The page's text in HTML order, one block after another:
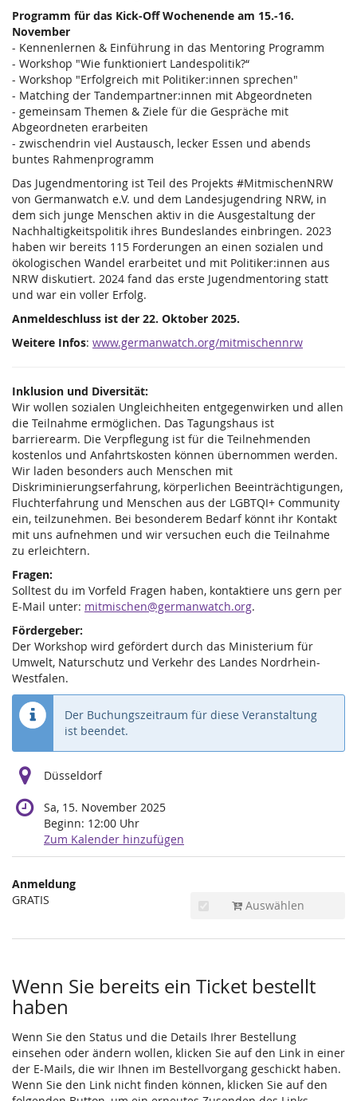
Programm für das Kick-Off Wochenende am 15.-16.
November
- Kennenlernen & Einführung in das Mentoring Programm
- Workshop "Wie funktioniert Landespolitik?“
- Workshop "Erfolgreich mit Politiker:innen sprechen"
- Matching der Tandempartner:innen mit Abgeordneten
- gemeinsam Themen & Ziele für die Gespräche mit
Abgeordneten erarbeiten
- zwischendrin viel Austausch, lecker Essen und abends
buntes Rahmenprogramm
Das Jugendmentoring ist Teil des Projekts #MitmischenNRW
von Germanwatch e.V. und dem Landesjugendring NRW, in
dem sich junge Menschen aktiv in die Ausgestaltung der
Nachhaltigkeitspolitik ihres Bundeslandes einbringen. 2023
haben wir bereits 115 Forderungen an einen sozialen und
ökologischen Wandel erarbeitet und mit Politiker:innen aus
NRW diskutiert. 2024 fand das erste Jugendmentoring statt
und war ein voller Erfolg.
Anmeldeschluss ist der 22. Oktober 2025.
Weitere Infos: www.germanwatch.org/mitmischennrw
Inklusion und Diversität:
Wir wollen sozialen Ungleichheiten entgegenwirken und allen
die Teilnahme ermöglichen. Das Tagungshaus ist
barrierearm. Die Verpflegung ist für die Teilnehmenden
kostenlos und Anfahrtskosten können übernommen werden.
Wir laden besonders auch Menschen mit
Diskriminierungserfahrung, körperlichen Beeinträchtigungen,
Fluchterfahrung und Menschen aus der LGBTQI+ Community
ein, teilzunehmen. Bei besonderem Bedarf könnt ihr Kontakt
mit uns aufnehmen und wir versuchen euch die Teilnahme
zu erleichtern.
Fragen:
Solltest du im Vorfeld Fragen haben, kontaktiere uns gern per
E-Mail unter: mitmischen@germanwatch.org.
Fördergeber:
Der Workshop wird gefördert durch das Ministerium für
Umwelt, Naturschutz und Verkehr des Landes Nordrhein-
Westfalen.
Der Buchungszeitraum für diese Veranstaltung
ist beendet.
Düsseldorf
Sa, 15. November 2025
Beginn: 12:00 Uhr
Zum Kalender hinzufügen
Produkte
Unkategorisierte
Anmeldung
GRATIS
Auswählen
Wenn Sie bereits ein Ticket bestellt
haben
Wenn Sie den Status und die Details Ihrer Bestellung
einsehen oder ändern wollen, klicken Sie auf den Link in einer
der E-Mails, die wir Ihnen im Bestellvorgang geschickt haben.
Wenn Sie den Link nicht finden können, klicken Sie auf den